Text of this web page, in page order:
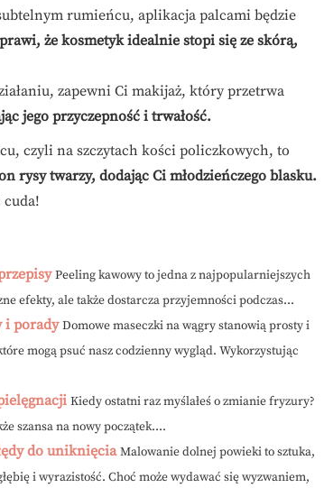
rumieńcu, aplikacja palcami będzie
że kosmetyk idealnie stopi się ze skórą,
zapewni Ci makijaż, który przetrwa
jego przyczepność i trwałość.
czyli na szczytach kości policzkowych, to
rysy twarzy, dodając Ci młodzieńczego blasku.
cuda!
Peeling kawowy to jedna z najpopularniejszych
efekty, ale także dostarcza przyjemności podczas...
i porady Domowe maseczki na wągry stanowią prosty i
mogą psuć nasz codzienny wygląd. Wykorzystując
Kiedy ostatni raz myślałeś o zmianie fryzury?
szansa na nowy początek....
do uniknięcia Malowanie dolnej powieki to sztuka,
i wyrazistość. Choć może wydawać się wyzwaniem,